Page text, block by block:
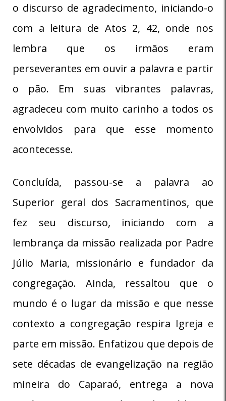
o discurso de agradecimento, iniciando-o
com a leitura de Atos 2, 42, onde nos
lembra que os irmãos eram
perseverantes em ouvir a palavra e partir
o pão. Em suas vibrantes palavras,
agradeceu com muito carinho a todos os
envolvidos para que esse momento
acontecesse.
Concluída, passou-se a palavra ao
Superior geral dos Sacramentinos, que
fez seu discurso, iniciando com a
lembrança da missão realizada por Padre
Júlio Maria, missionário e fundador da
congregação. Ainda, ressaltou que o
mundo é o lugar da missão e que nesse
contexto a congregação respira Igreja e
parte em missão. Enfatizou que depois de
sete décadas de evangelização na região
mineira do Caparaó, entrega a nova